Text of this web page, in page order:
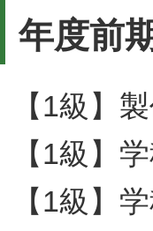
年度前期
【1級】
【1級】
【1級】